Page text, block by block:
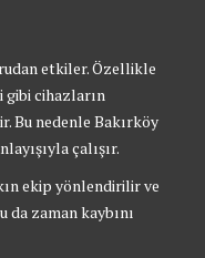
etkiler. Özellikle
gibi cihazların
Bu nedenle Bakırköy
çalışır.
ekip yönlendirilir ve
da zaman kaybını